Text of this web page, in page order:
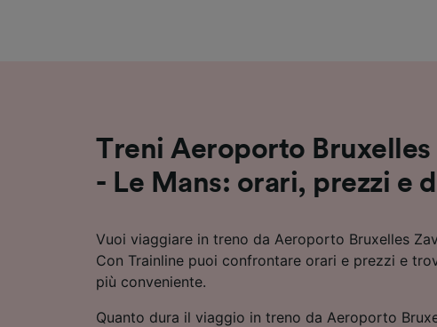
Treni Aeroporto Bruxelles
- Le Mans: orari, prezzi e
Vuoi viaggiare in treno da Aeroporto Bruxelles
Con Trainline puoi confrontare orari e prezzi e
più conveniente.
Quanto dura il viaggio in treno da Aeroporto